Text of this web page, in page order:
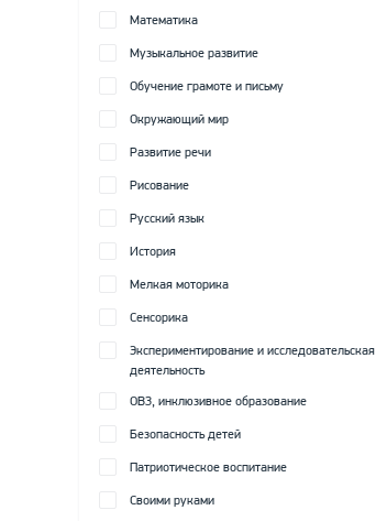
Математика
Музыкальное развитие
Обучение грамоте и письму
Окружающий мир
Развитие речи
Рисование
Русский язык
История
Мелкая моторика
Сенсорика
Экспериментирование и исследовательская
деятельность
ОВЗ, инклюзивное образование
Безопасность детей
Патриотическое воспитание
Своими руками